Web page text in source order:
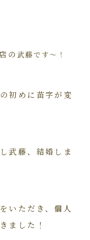
の 武藤です～！
初めに苗字が変
武藤、結婚しま
いただき、個人
ました！